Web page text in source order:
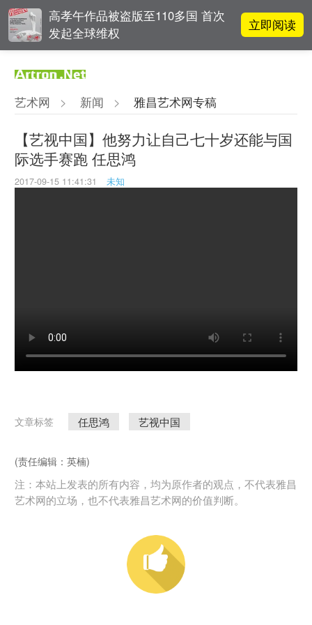
高孝午作品被盗版至110多国 首次
发起全球维权
立即阅读
为策展式艺术商业综合体？
张瀚文：以物质媒介具象化精神世
界
周杰伦都要去的伦敦弗里兹，到底
有多火爆？
艺术网 > 新闻 > 雅昌艺术网专稿
【艺视中国】他努力让自己七十岁还能与国
际选手赛跑 任思鸿
2017-09-15 11:41:31 未知
文章标签 任思鸿 艺视中国
(责任编辑：英楠)
注：本站上发表的所有内容，均为原作者的观点，不代表雅昌
艺术网的立场，也不代表雅昌艺术网的价值判断。